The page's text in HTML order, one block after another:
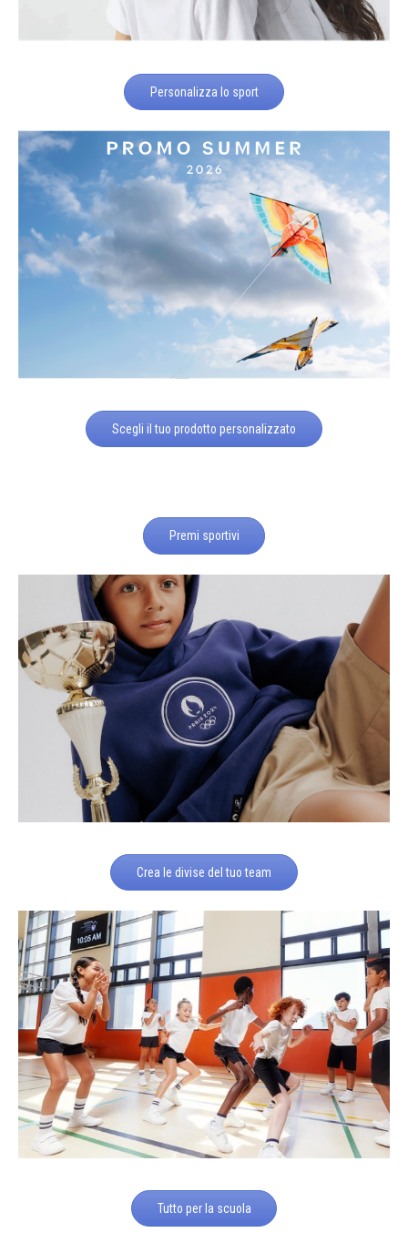
Personalizza lo sport
Scegli il tuo prodotto personalizzato
Premi sportivi
Crea le divise del tuo team
Tutto per la scuola